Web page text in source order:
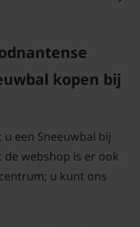
Sneeuwbal gedijt
Deze heester staat
kopen bij
een Sneeuwbal bij
webshop is er ook
u kunt ons